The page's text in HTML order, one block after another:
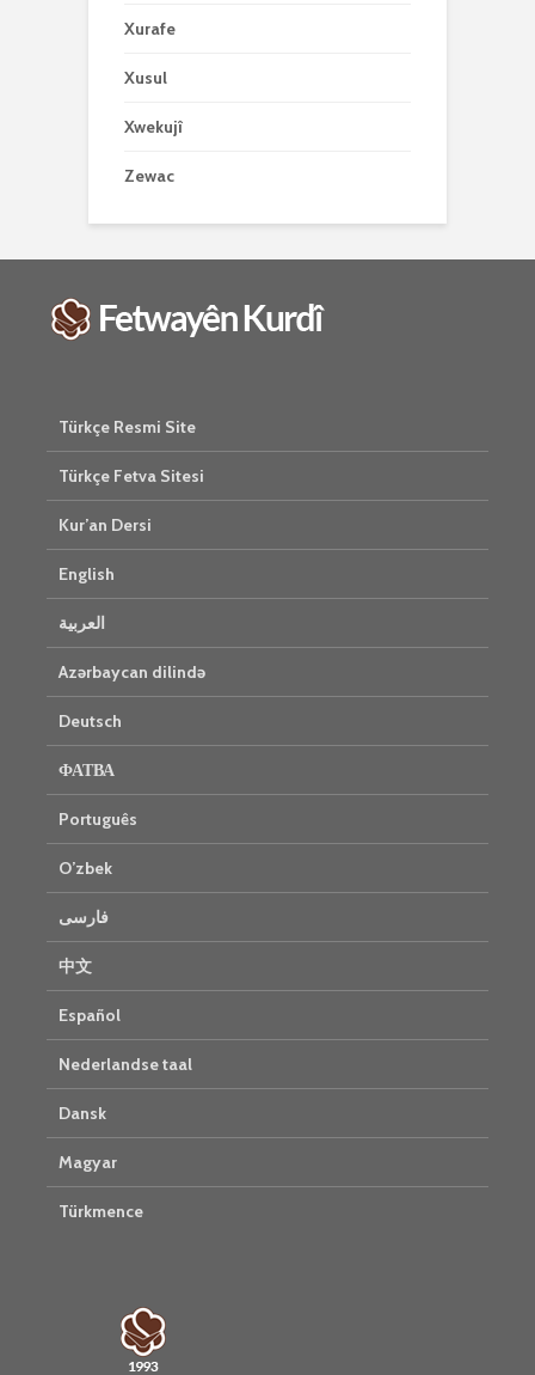
Xurafe
Xusul
Xwekujî
Zewac
Türkçe Resmi Site
Türkçe Fetva Sitesi
Kur’an Dersi
English
العربية
Azərbaycan dilində
Deutsch
ФАТВА
Português
O’zbek
فارسی
中文
Español
Nederlandse taal
Dansk
Magyar
Türkmence